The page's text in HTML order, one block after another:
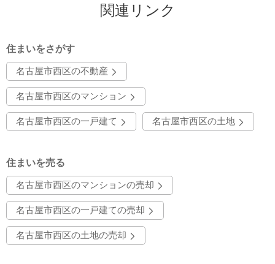
関連リンク
住まいをさがす
名古屋市西区の不動産
名古屋市西区のマンション
名古屋市西区の一戸建て 名古屋市西区の土地
住まいを売る
名古屋市西区のマンションの売却
名古屋市西区の一戸建ての売却
名古屋市西区の土地の売却